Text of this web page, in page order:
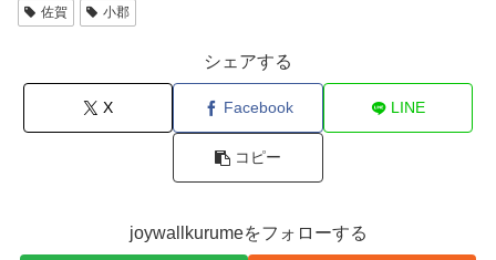
佐賀
小郡
シェアする
X Facebook LINE
コピー
joywallkurumeをフォローする